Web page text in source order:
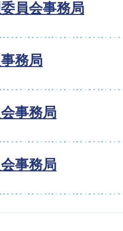
員会事務局
務局
事務局
事務局